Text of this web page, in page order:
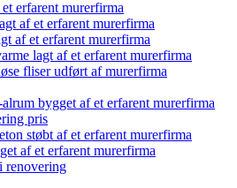
erfarent murerfirma
af et erfarent murerfirma
af et erfarent murerfirma
lagt af et erfarent murerfirma
fliser udført af murerfirma
bygget af et erfarent murerfirma
pris
støbt af et erfarent murerfirma
af et erfarent murerfirma
renovering